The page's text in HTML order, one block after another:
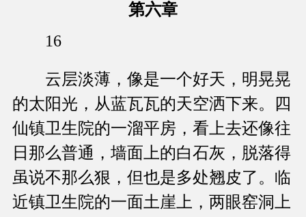
第六章
16
云层淡薄，像是一个好天，明晃晃
的太阳光，从蓝瓦瓦的天空洒下来。四
仙镇卫生院的一溜平房，看上去还像往
日那么普通，墙面上的白石灰，脱落得
虽说不那么狠，但也是多处翘皮了。临
近镇卫生院的一面土崖上，两眼窑洞上